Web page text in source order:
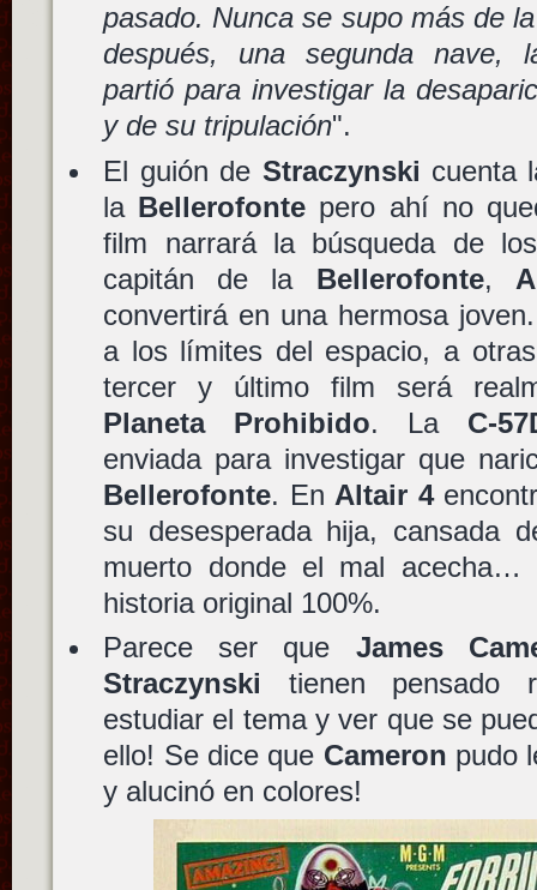
pasado. Nunca se supo más de
después, una segunda nave,
partió para investigar la
y de su tripulación".
El guión de Straczynski cuenta
la Bellerofonte pero ahí no
film narrará la búsqueda de
capitán de la Bellerofonte,
convertirá en una hermosa
a los límites del espacio, a
tercer y último film será
Planeta Prohibido. La C-
enviada para investigar que
Bellerofonte. En Altair 4
su desesperada hija, cansada
muerto donde el mal acecha…
historia original 100%.
Parece ser que James
Straczynski tienen pensado
estudiar el tema y ver que se
ello! Se dice que Cameron pudo
y alucinó en colores!